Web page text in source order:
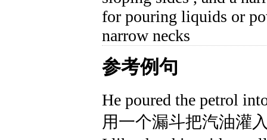
for pouring liquids or
narrow necks
参考例句
He poured the petrol
用一个漏斗把汽油灌